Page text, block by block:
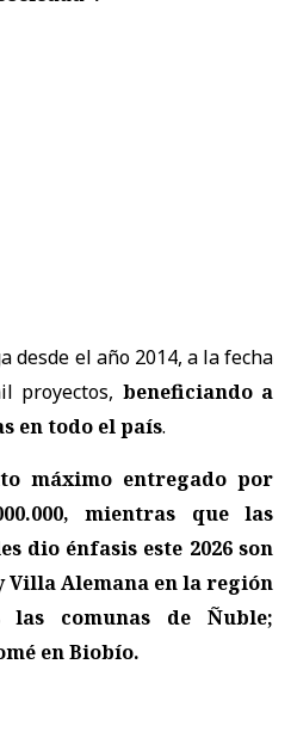
desde el año 2014, a la fecha
proyectos, beneficiando a
en todo el país.
máximo entregado por
mientras que las
dio énfasis este 2026 son
Villa Alemana en la región
las comunas de Ñuble;
en Biobío.